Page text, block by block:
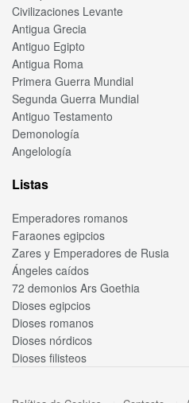
Civilizaciones Levante
Antigua Grecia
Antiguo Egipto
Antigua Roma
Primera Guerra Mundial
Segunda Guerra Mundial
Antiguo Testamento
Demonología
Angelología
Listas
Emperadores romanos
Faraones egipcios
Zares y Emperadores de Rusia
Ángeles caídos
72 demonios Ars Goethia
Dioses egipcios
Dioses romanos
Dioses nórdicos
Dioses filisteos